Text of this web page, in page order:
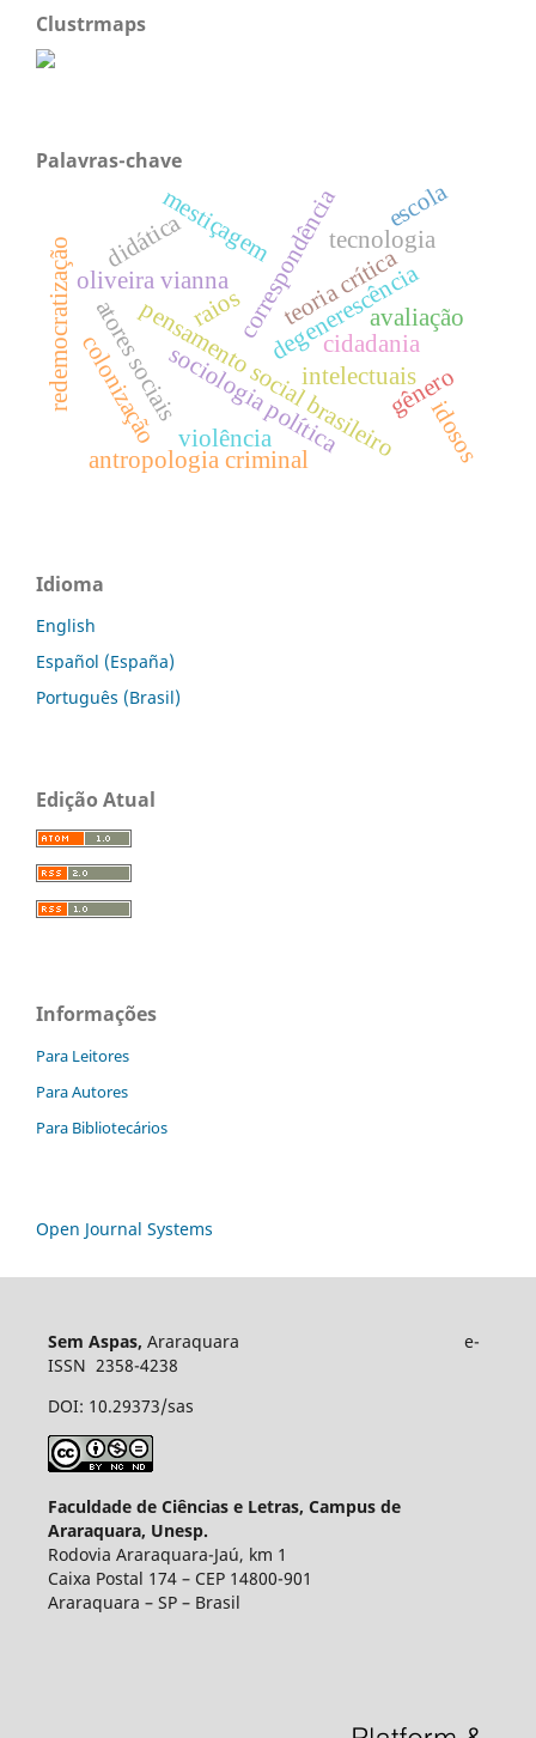
Clustrmaps
Palavras-chave
oliveira vianna correspondência
sociologia política
pensamento social brasileiro
intelectuais
antropologia criminal
mestiçagem
degenerescência
cidadania
redemocratizaçãoatores sociais
teoria crítica
tecnologia
avaliação
didática
gênero
colonização violência
escola
raios
idosos
Idioma
English
Español (España)
Português (Brasil)
Edição Atual
Informações
Para Leitores
Para Autores
Para Bibliotecários
Open Journal Systems
Sem Aspas, Araraquara e-
ISSN 2358-4238
DOI: 10.29373/sas
Faculdade de Ciências e Letras, Campus de
Araraquara, Unesp.
Rodovia Araraquara-Jaú, km 1
Caixa Postal 174 – CEP 14800-901
Araraquara – SP – Brasil